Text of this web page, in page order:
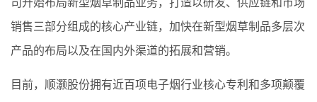
司开始布局新型烟草制品业务，打造以研发、供应链和市场
销售三部分组成的核心产业链，加快在新型烟草制品多层次
产品的布局以及在国内外渠道的拓展和营销。
目前，顺灏股份拥有近百项电子烟行业核心专利和多项颠覆